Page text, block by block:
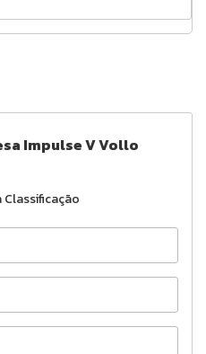
Impulse V Vollo
Classificação